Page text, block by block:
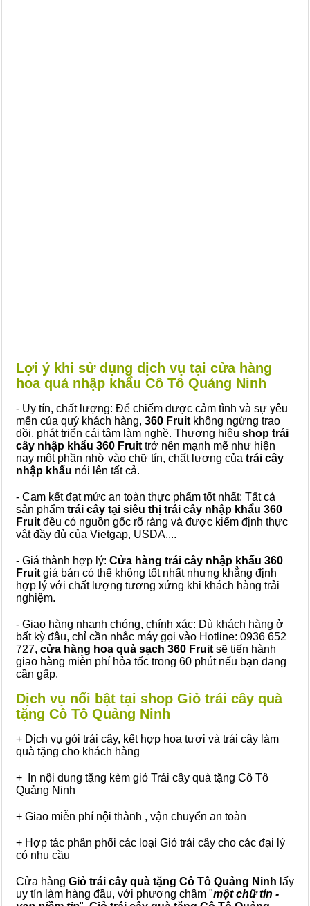
Lợi ý khi sử dụng dịch vụ tại cửa hàng
hoa quả nhập khẩu Cô Tô Quảng Ninh
- Uy tín, chất lượng: Để chiếm được cảm tình và sự yêu
mến của quý khách hàng, 360 Fruit không ngừng trao
dồi, phát triển cái tâm làm nghề. Thương hiệu shop trái
cây nhập khẩu 360 Fruit trở nên mạnh mẽ như hiện
nay một phần nhờ vào chữ tín, chất lượng của trái cây
nhập khẩu nói lên tất cả.
- Cam kết đạt mức an toàn thực phẩm tốt nhất: Tất cả
sản phẩm trái cây tại siêu thị trái cây nhập khẩu 360
Fruit đều có nguồn gốc rõ ràng và được kiểm định thực
vật đầy đủ của Vietgap, USDA,...
- Giá thành hợp lý: Cửa hàng trái cây nhập khẩu 360
Fruit giá bán có thể không tốt nhất nhưng khẳng định
hợp lý với chất lượng tương xứng khi khách hàng trải
nghiệm.
- Giao hàng nhanh chóng, chính xác: Dù khách hàng ở
bất kỳ đâu, chỉ cần nhắc máy gọi vào Hotline: 0936 652
727, cửa hàng hoa quả sạch 360 Fruit sẽ tiến hành
giao hàng miễn phí hỏa tốc trong 60 phút nếu bạn đang
cần gấp.
Dịch vụ nổi bật tại shop Giỏ trái cây quà
tặng Cô Tô Quảng Ninh
+ Dịch vụ gói trái cây, kết hợp hoa tươi và trái cây làm
quà tặng cho khách hàng
+ In nội dung tặng kèm giỏ Trái cây quà tặng Cô Tô
Quảng Ninh
+ Giao miễn phí nội thành , vận chuyển an toàn
+ Hợp tác phân phối các loại Giỏ trái cây cho các đại lý
có nhu cầu
Cửa hàng Giỏ trái cây quà tặng Cô Tô Quảng Ninh lấy
uy tín làm hàng đầu, với phương châm "một chữ tín -